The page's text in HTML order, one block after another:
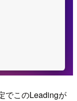
でこのLeadingが